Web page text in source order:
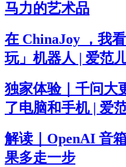
马力的艺术品
在 ChinaJoy ，我
玩」机器人 | 爱范
独家体验｜千问大
了电脑和手机 | 爱
解读｜OpenAI 音
果多走一步